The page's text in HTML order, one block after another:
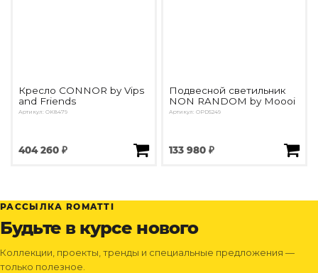
Кресло CONNOR by Vips
and Friends
Артикул: OK8479
404 260 ₽
Подвесной светильник
NON RANDOM by Moooi
Артикул: OPD5249
133 980 ₽
РАССЫЛКА ROMATTI
Будьте в курсе нового
Коллекции, проекты, тренды и специальные предложения —
только полезное.